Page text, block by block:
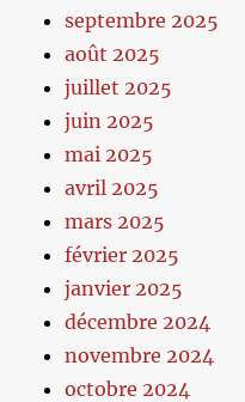
septembre 2025
août 2025
juillet 2025
juin 2025
mai 2025
avril 2025
mars 2025
février 2025
janvier 2025
décembre 2024
novembre 2024
octobre 2024